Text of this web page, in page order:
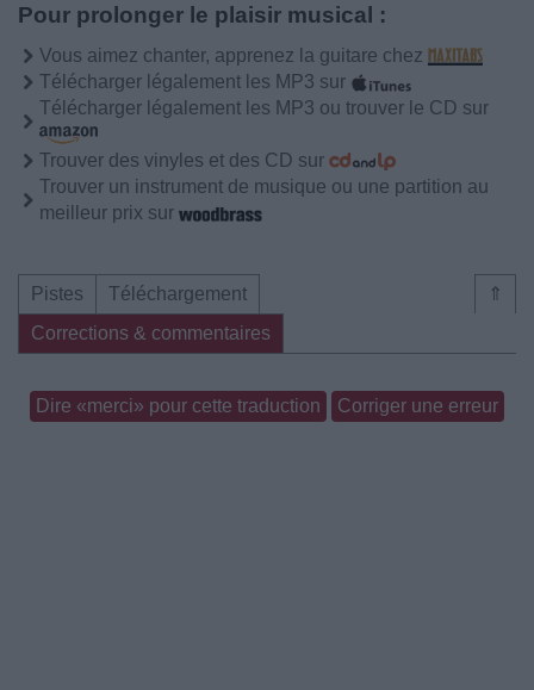
Pour prolonger le plaisir musical :
Vous aimez chanter, apprenez la guitare chez
Télécharger légalement les MP3 sur
Télécharger légalement les MP3 ou trouver le CD sur
Trouver des vinyles et des CD sur
Trouver un instrument de musique ou une partition au
meilleur prix sur
⇑
Pistes
Téléchargement
Corrections & commentaires
Dire «merci» pour cette traduction Corriger une erreur